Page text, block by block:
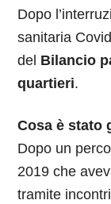
Dopo
sanitaria
del Bilancio
quartieri.
Cosa è stato
Dopo un
2019 che
tramite